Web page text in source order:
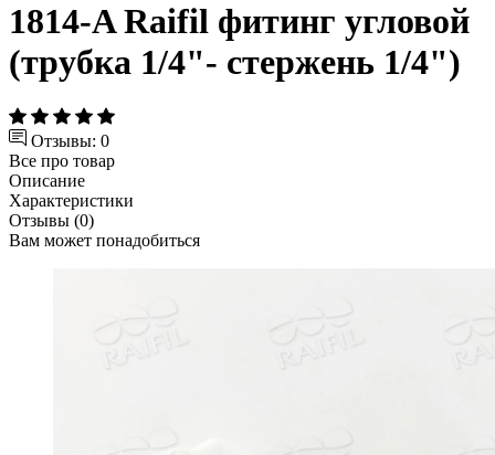
1814-A Raifil фитинг угловой
(трубка 1/4"- стержень 1/4")
Отзывы: 0
Все про товар
Описание
Характеристики
Отзывы (0)
Вам может понадобиться